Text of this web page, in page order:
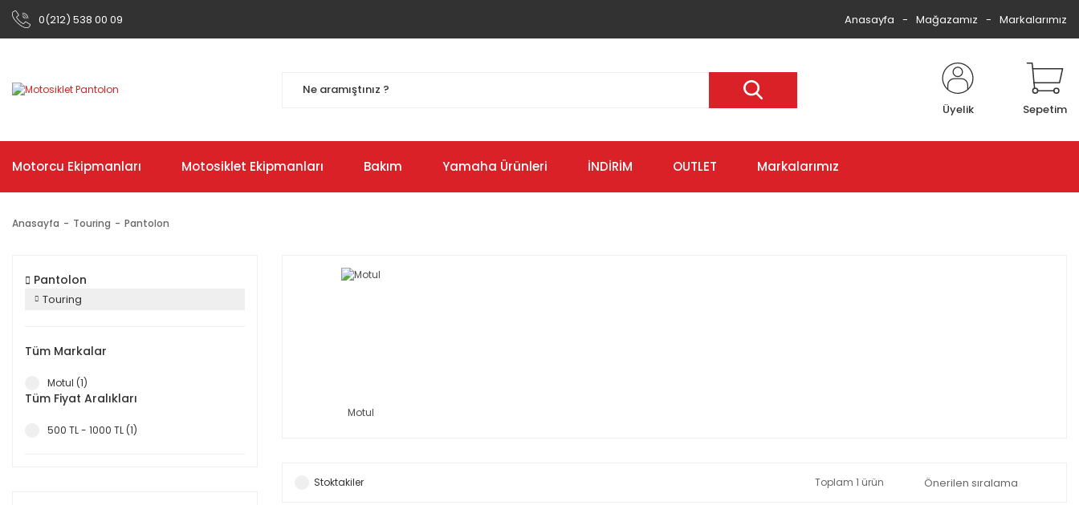
0(212) 538 00 09 Anasayfa Mağazamız Markalarımız
Üyelik Sepetim
Motorcu Ekipmanları Motosiklet Ekipmanları Bakım Yamaha Ürünleri İNDİRİM OUTLET Markalarımız
Anasayfa Touring Pantolon
Pantolon
Touring
Tüm Markalar
Motul (1)
Tüm Fiyat Aralıkları
500 TL - 1000 TL (1)
Motul
Stoktakiler Toplam 1 ürün